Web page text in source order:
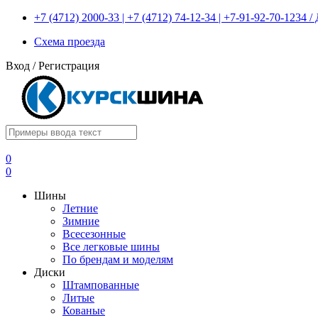
+7 (4712) 2000-33 | +7 (4712) 74-12-34 | +7-91-92-70-1234
Схема проезда
Вход /Регистрация
0
0
Шины
Летние
Зимние
Всесезонные
Все легковые шины
По брендам и моделям
Диски
Штампованные
Литые
Кованые